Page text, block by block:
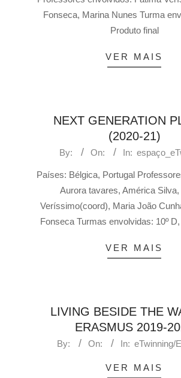
Fonseca, Marina Nunes Turma
Produto final
VER MAIS
NEXT GENERATION
(2020-21)
By: On: In:
Países: Bélgica, Portugal
Aurora tavares, América
Veríssimo(coord), Maria João
Fonseca Turmas envolvidas: 10º D,
VER MAIS
LIVING BESIDE THE
ERASMUS 2019-
By: On: In: eTwinning/
VER MAIS